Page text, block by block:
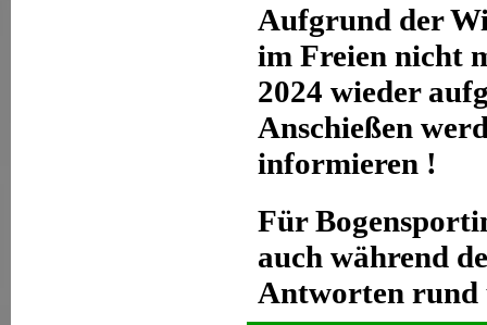
Aufgrund der
im Freien nicht
2024 wieder
Anschießen
informieren !
Für
auch während
Antworten rund